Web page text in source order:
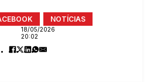
NOTÍCIAS
18/05/2026
20:02